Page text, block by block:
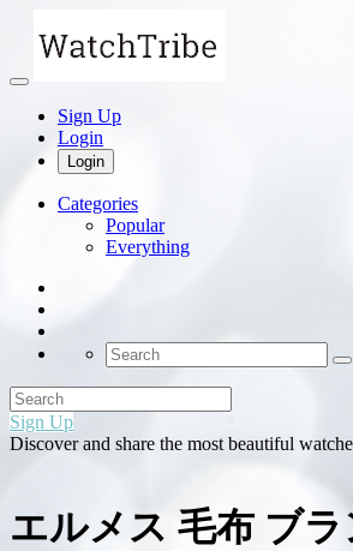
Sign Up
Login
Login
Categories
Popular
Everything
Sign Up
Discover and share the most beautiful
エルメス 毛布 ブ